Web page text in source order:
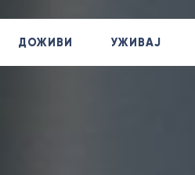
ДОЖИВИ УЖИВАЈ